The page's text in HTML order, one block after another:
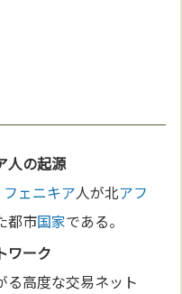
人の起源
フェニキア人が北アフ
都市国家である。
ワーク
る高度な交易ネット